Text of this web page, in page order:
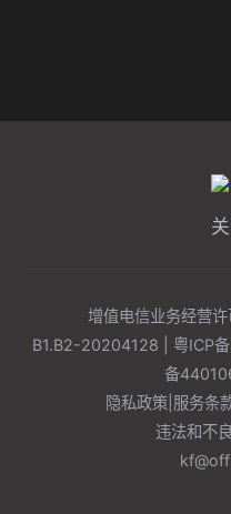
增值电信业务经营
B1.B2-20204128 |
粤ICP
备
隐私政策| 服务条
违法和不